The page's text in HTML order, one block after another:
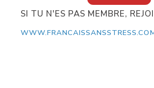
SI TU N'ES PAS MEMBRE,